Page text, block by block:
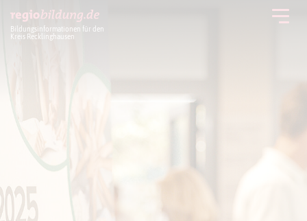
Bildungsinformationen für den
Kreis Recklinghausen